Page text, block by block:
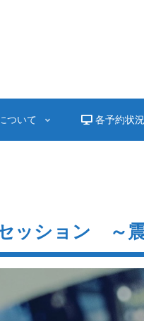
ついて 各予約状況
ッション ～